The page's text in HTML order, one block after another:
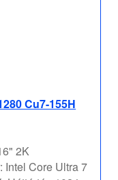
Cu7-155H
2K
Intel Core Ultra 7